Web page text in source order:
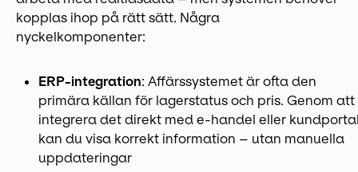
kopplas ihop på rätt sätt. Några
nyckelkomponenter:
ERP-integration: Affärssystemet är ofta den
primära källan för lagerstatus och pris. Genom att
integrera det direkt med e-handel eller
kan du visa korrekt information – utan manuella
uppdateringar